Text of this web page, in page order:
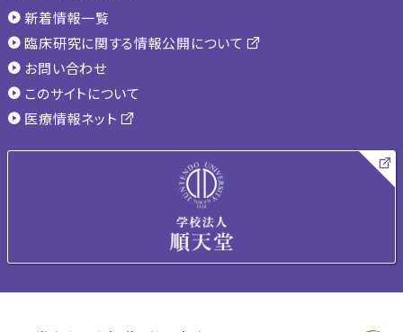
新着情報一覧
臨床研究に関する情報公開について
お問い合わせ
このサイトについて
医療情報ネット